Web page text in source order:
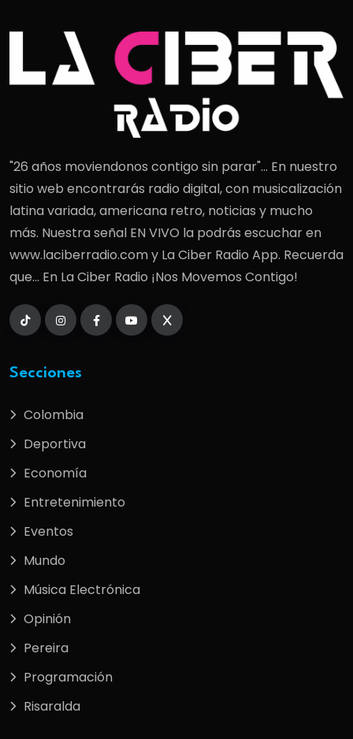
"26 años moviendonos contigo sin parar"... En nuestro
sitio web encontrarás radio digital, con musicalización
latina variada, americana retro, noticias y mucho
más. Nuestra señal EN VIVO la podrás escuchar en
www.laciberradio.com y La Ciber Radio App. Recuerda
que... En La Ciber Radio ¡Nos Movemos Contigo!
Secciones
Colombia
Deportiva
Economía
Entretenimiento
Eventos
Mundo
Música Electrónica
Opinión
Pereira
Programación
Risaralda